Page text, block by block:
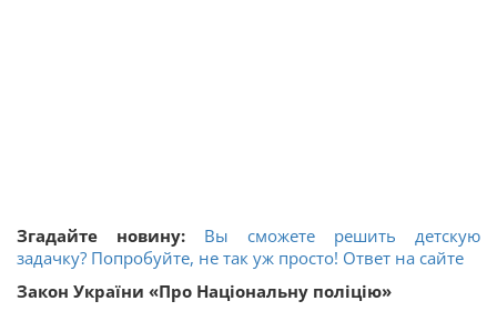
Згадайте новину: Вы сможете решить детскую
задачку? Попробуйте, не так уж просто! Ответ на сайте
Закон України «Про Національну поліцію»